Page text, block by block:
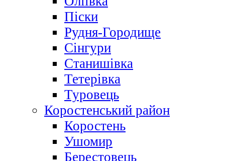
Піски
Рудня-Городище
Сінгури
Станишівка
Тетерівка
Туровець
Коростенський район
Коростень
Ушомир
Берестовець